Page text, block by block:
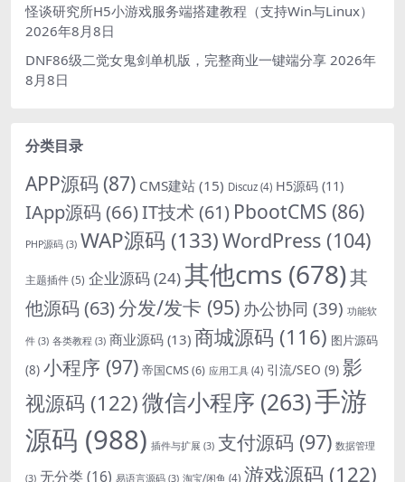
怪谈研究所H5小游戏服务端搭建教程（支持Win与Linux）
2026年8月8日
DNF86级二觉女鬼剑单机版，完整商业一键端分享 2026年
8月8日
分类目录
APP源码 (87) CMS建站 (15) Discuz (4) H5源码 (11)
IApp源码 (66)IT技术(61) PbootCMS (86)
PHP源码 (3) WAP源码 (133)WordPress (104)
主题插件(5) 企业源码(24)其他cms (678)其
他源码 (63)分发/发卡 (95) 办公协同 (39) 功能软
件 (3) 各类教程 (3) 商业源码 (13) 商城源码 (116) 图片源码
(8) 小程序 (97) 帝国CMS(6) 应用工具 (4) 引流/SEO (9) 影
视源码 (122)微信小程序 (263)手游
源码 (988) 插件与扩展 (3) 支付源码 (97) 数据管理
(3) 无分类(16) 易语言源码 (3) 淘宝/闲鱼 (4) 游戏源码 (122)